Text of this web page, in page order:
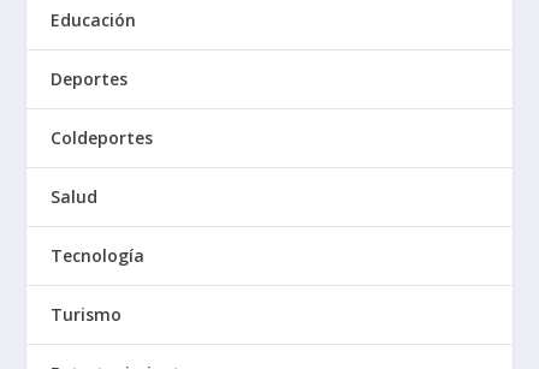
Educación
Deportes
Coldeportes
Salud
Tecnología
Turismo